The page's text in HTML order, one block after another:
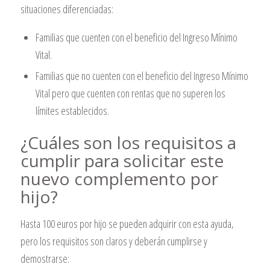
situaciones diferenciadas:
Familias que cuenten con el beneficio del Ingreso Mínimo
Vital.
Familias que no cuenten con el beneficio del Ingreso Mínimo
Vital pero que cuenten con rentas que no superen los
límites establecidos.
¿Cuáles son los requisitos a
cumplir para solicitar este
nuevo complemento por
hijo?
Hasta 100 euros por hijo se pueden adquirir con esta ayuda,
pero los requisitos son claros y deberán cumplirse y
demostrarse: